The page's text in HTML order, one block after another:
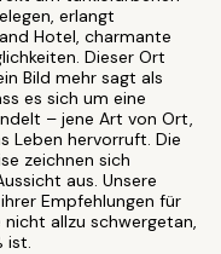
erlangt
Hotel, charmante
Dieser Ort
Bild mehr sagt als
es sich um eine
– jene Art von Ort,
Leben hervorruft. Die
zeichnen sich
aus. Unsere
Empfehlungen für
allzu schwergetan,
ist.